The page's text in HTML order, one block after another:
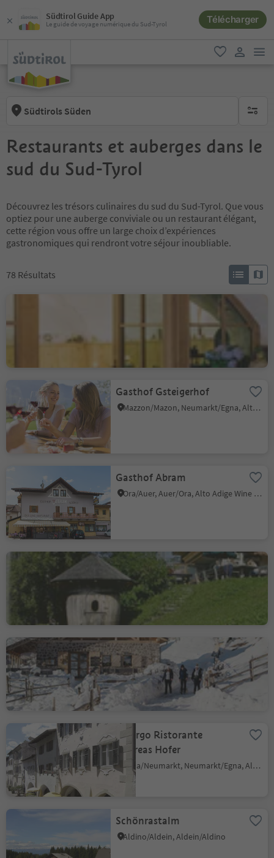
Südtirol Guide App
Le guide de voyage numérique du Sud-Tyrol Télécharger
favori
Südtirols Süden aucun
Restaurants et auberges dans le
sud du Sud-Tyrol
Découvrez les trésors culinaires du sud du Sud-Tyrol. Que vous
optiez pour une auberge conviviale ou un restaurant élégant,
cette région vous offre un large choix d’expériences
gastronomiques qui rendront votre séjour inoubliable.
78 Résultats
Cortina s.s.d.V./Kurtinig, Kurtinig an der Weinstraße/Cortina sulla Strada del Vino, Alto Adige Wine Road
Gasthof Gsteigerhof
Mazzon/Mazon, Neumarkt/Egna, Alto Adige Wine Road
Gasthof Abram
Ora/Auer, Auer/Ora, Alto Adige Wine Road
Gasthof Schmiederalm
Aldino/Aldein, Aldein/Aldino
Cisloner Alm
Trodena/Truden, Truden/Trodena
Albergo Ristorante
Andreas Hofer
Egna/Neumarkt, Neumarkt/Egna, Alto Adige Wine Road
Schönrastalm
Aldino/Aldein, Aldein/Aldino